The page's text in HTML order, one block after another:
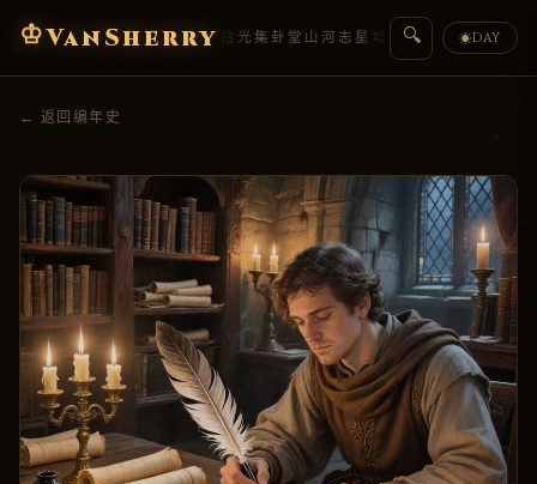
♔VanSherry
编年史典藏 拾光集卦堂 山河志 星墟 人物传 盟约
🔍 ☀DAY
← 返回编年史